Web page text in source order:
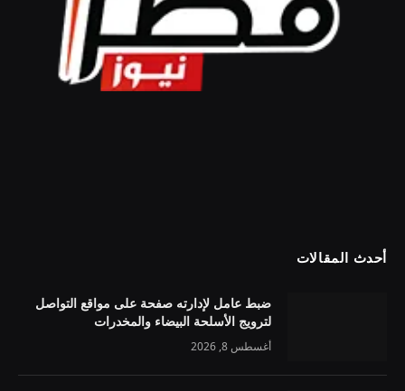
أحدث المقالات
ضبط عامل لإدارته صفحة على مواقع التواصل
لترويج الأسلحة البيضاء والمخدرات
أغسطس 8, 2026